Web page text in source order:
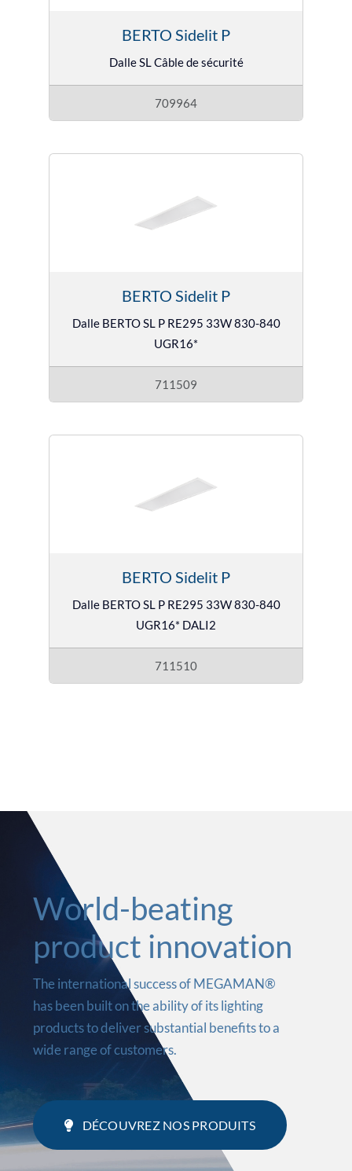
BERTO Sidelit P
Dalle SL Câble de sécurité
709964
BERTO Sidelit P
Dalle BERTO SL P RE295 33W 830-840
UGR16*
711509
BERTO Sidelit P
Dalle BERTO SL P RE295 33W 830-840
UGR16* DALI2
711510
World-beating
product innovation
The international success of MEGAMAN®
has been built on the ability of its lighting
products to deliver substantial benefits to a
wide range of customers.
DÉCOUVREZ NOS PRODUITS